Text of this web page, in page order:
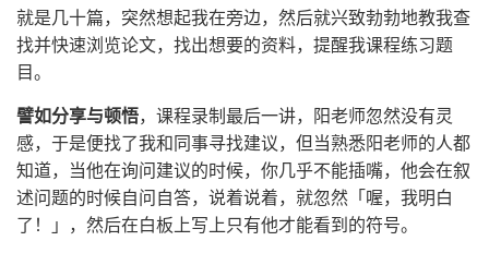
就是几十篇，突然想起我在旁边，然后就兴致勃勃地教我查
找并快速浏览论文，找出想要的资料，提醒我课程练习题
目。
譬如分享与顿悟，课程录制最后一讲，阳老师忽然没有灵
感，于是便找了我和同事寻找建议，但当熟悉阳老师的人都
知道，当他在询问建议的时候，你几乎不能插嘴，他会在叙
述问题的时候自问自答，说着说着，就忽然「喔，我明白
了！」，然后在白板上写上只有他才能看到的符号。